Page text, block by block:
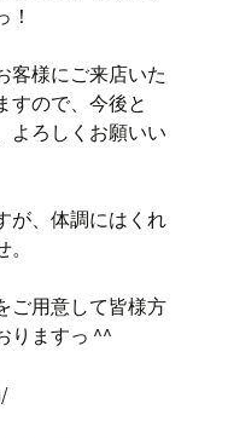
！
客様にご来店いた
すので、今後と
よろしくお願いい
が、体調にはくれ
ご用意して皆様方
りますっ ^^